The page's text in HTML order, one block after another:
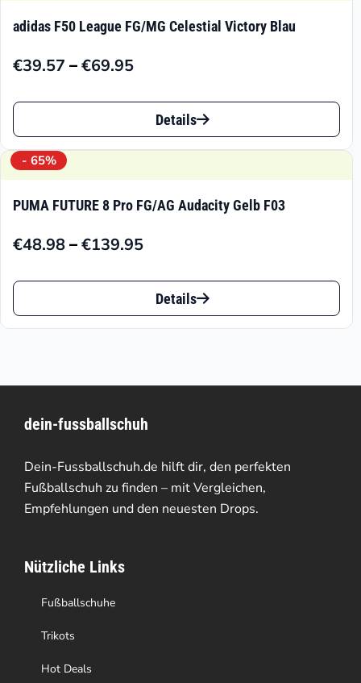
adidas F50 League FG/MG Celestial Victory Blau
€39.57 –€69.95
Preisspanne:
€39.57
€69.95
Dieses
Produkt
weist
auf.
Die
Optionen
können
Produktseite
werden
Details
- 65%
PUMA FUTURE 8 Pro FG/AG Audacity Gelb F03
€48.98–€139.95
Preisspanne:
€48.98
€139.95
Dieses
Produkt
auf.
Die
Optionen
können
der
Produktseite
gewählt
werden
Details
dein-fussballschuh
Dein-Fussballschuh.de hilft dir, den perfekten
Fußballschuh zu finden – mit Vergleichen,
Empfehlungen und den neuesten Drops.
Nützliche Links
Fußballschuhe
Trikots
Hot Deals